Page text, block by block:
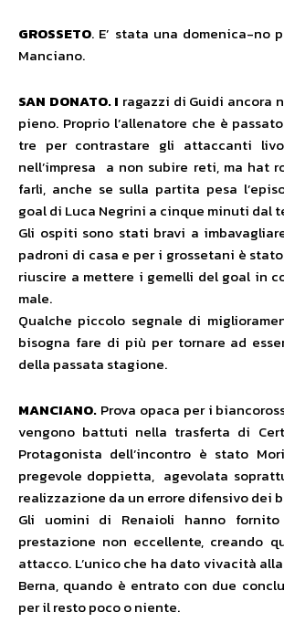
GROSSETO. E’ stata una domenica-no
Manciano.
SAN DONATO. I ragazzi di Guidi ancora
pieno. Proprio l’allenatore che è
tre per contrastare gli attaccanti
nell’impresa a non subire reti, ma hat
farli, anche se sulla partita pesa
goal di Luca Negrini a cinque minuti dal
Gli ospiti sono stati bravi a
padroni di casa e per i grossetani è
riuscire a mettere i gemelli del goal in
male.
Qualche piccolo segnale di
bisogna fare di più per tornare ad
della passata stagione.
MANCIANO. Prova opaca per i
vengono battuti nella trasferta di
Protagonista dell’incontro è stato
pregevole doppietta, agevolata
realizzazione da un errore difensivo dei
Gli uomini di Renaioli hanno fornito
prestazione non eccellente, creando
attacco. L’unico che ha dato vivacità
Berna, quando è entrato con due
per il resto poco o niente.